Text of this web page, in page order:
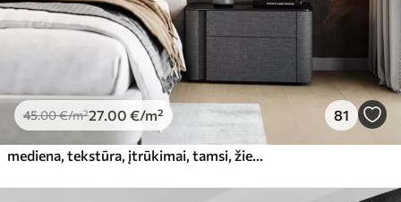
45.00€/m²27.00 €/m² 81
mediena, tekstūra, įtrūkimai, tamsi, žievė, paviršius